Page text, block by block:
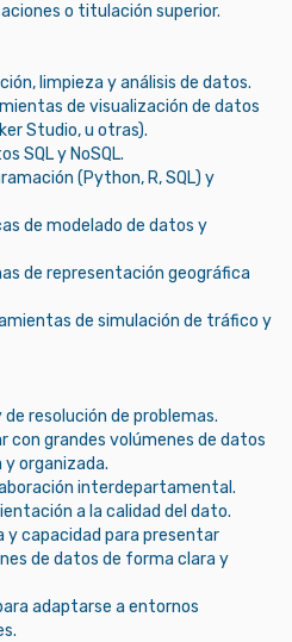
o titulación superior.
limpieza y análisis de datos.
de visualización de datos
Studio, u otras).
SQL y NoSQL.
(Python, R, SQL) y
de modelado de datos y
de representación geográfica
de simulación de tráfico y
resolución de problemas.
con grandes volúmenes de datos
organizada.
interdepartamental.
a la calidad del dato.
capacidad para presentar
de datos de forma clara y
adaptarse a entornos